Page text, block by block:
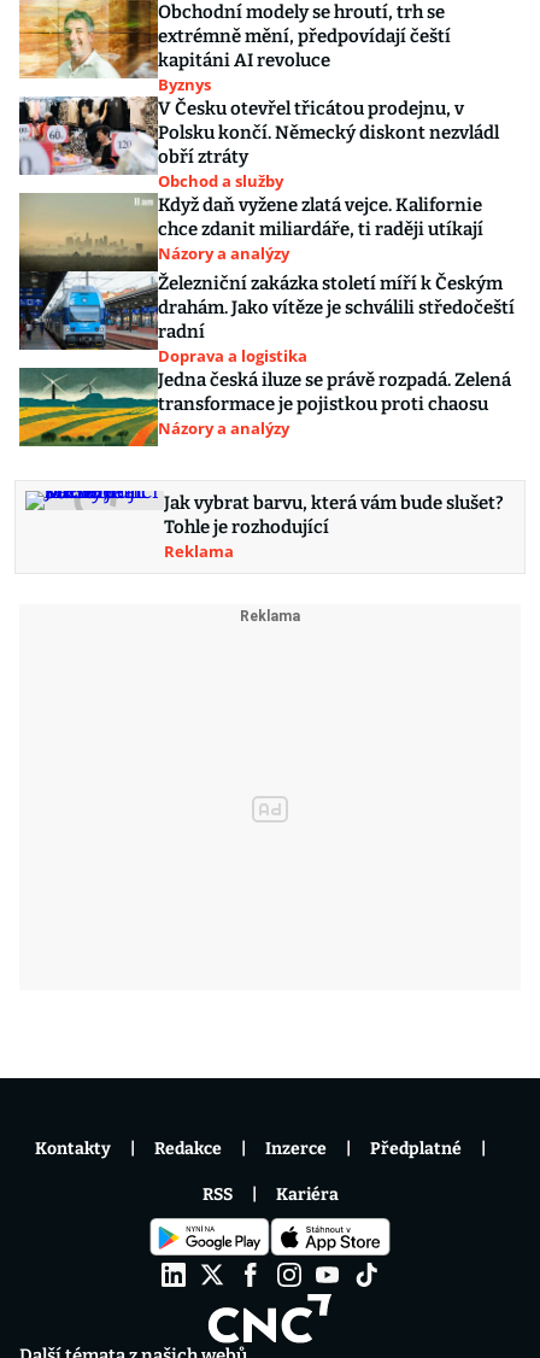
Obchodní modely se hroutí, trh se
extrémně mění, předpovídají čeští
kapitáni AI revoluce
Byznys
V Česku otevřel třicátou prodejnu, v
Polsku končí. Německý diskont nezvládl
obří ztráty
Obchod a služby
Když daň vyžene zlatá vejce. Kalifornie
chce zdanit miliardáře, ti raději utíkají
Názory a analýzy
Železniční zakázka století míří k Českým
drahám. Jako vítěze je schválili středočeští
radní
Doprava a logistika
Jedna česká iluze se právě rozpadá. Zelená
transformace je pojistkou proti chaosu
Názory a analýzy
Jak vybrat barvu, která vám bude slušet?
Tohle je rozhodující
Reklama
Kontakty Redakce Inzerce Předplatné
RSS Kariéra